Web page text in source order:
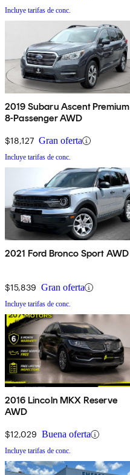
Incluye tarifas de conc.
2019 Subaru Ascent Premium
8-Passenger AWD
$18,127 Gran oferta
Incluye tarifas de conc.
2021 Ford Bronco Sport AWD
$15,839 Gran oferta
Incluye tarifas de conc.
2016 Lincoln MKX Reserve
AWD
$12,029 Buena oferta
Incluye tarifas de conc.